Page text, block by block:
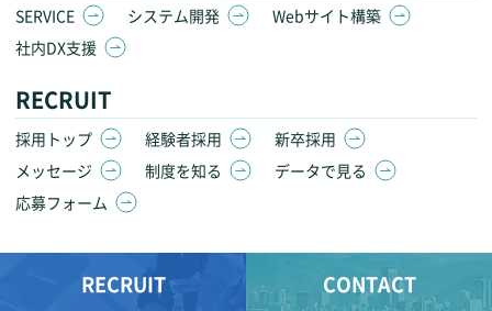
SERVICE システム開発
Webサイト構築
社内DX支援
RECRUIT
採用トップ 経験者採用
新卒採用
メッセージ
制度を知る
データで見る
応募フォーム
RECRUIT CONTACT